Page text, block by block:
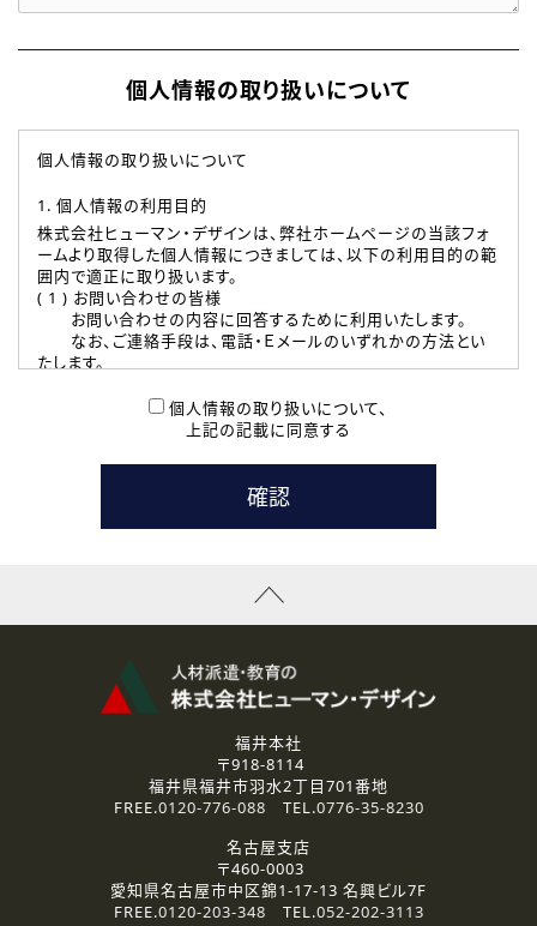
個人情報の取り扱いについて
個人情報の取り扱いについて
1. 個人情報の利用目的
株式会社ヒューマン・デザインは、弊社ホームページの当該フォ
ームより取得した個人情報につきましては、以下の利用目的の範
囲内で適正に取り扱います。
( 1 ) お問い合わせの皆様
お問い合わせの内容に回答するために利用いたします。
なお、ご連絡手段は、電話・Ｅメールのいずれかの方法とい
たします。
本登録に関するご連絡および本登録時の参考情報として利
たします。
( 3 ) スタッフ派遣を検討されている企業の皆様
お問い合わせの内容に回答するために利用いたします。
なお、ご連絡手段は、電話・Ｅメールのいずれかの方法とい
資料送付、受講相談に関するご連絡のために利用いたしま
その他、お問い合わせの内容に回答するために利用いたし
なお、ご連絡手段は、電話・Ｅメールのいずれかの方法とい
2.個人情報の第三者提供
ご提供いただいた個人情報は、法令等の規定に従う場合を除き、
3.個人情報の取り扱いの委託
弊社の定める個人情報保護の評価基準を満たした委託先に、個
人情報を委託する場合があります。
個人情報の取り扱いについて、
上記の記載に同意する
福井本社
〒918-8114
福井県福井市羽水2丁目701番地
FREE.0120-776-088 TEL.0776-35-8230
名古屋支店
〒460-0003
愛知県名古屋市中区錦1-17-13 名興ビル7F
FREE.0120-203-348 TEL.052-202-3113